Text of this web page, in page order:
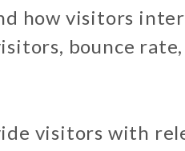
how visitors
bounce
visitors with